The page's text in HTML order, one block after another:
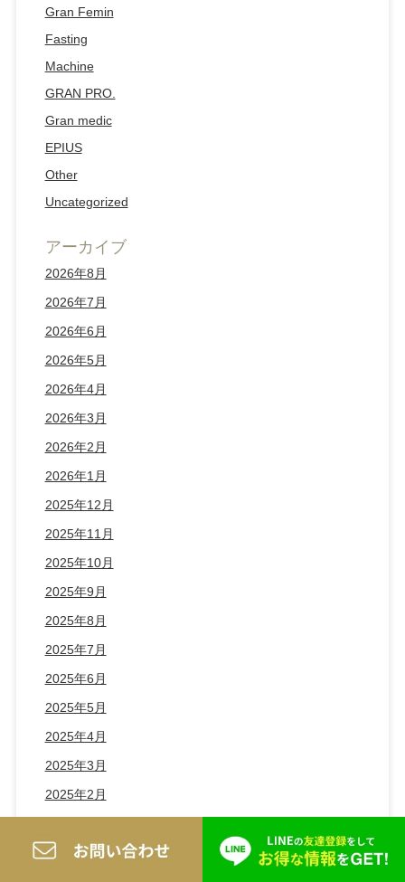
Gran Femin
Fasting
Machine
GRAN PRO.
Gran medic
EPIUS
Other
Uncategorized
アーカイブ
2026年8月
2026年7月
2026年6月
2026年5月
2026年4月
2026年3月
2026年2月
2026年1月
2025年12月
2025年11月
2025年10月
2025年9月
2025年8月
2025年7月
2025年6月
2025年5月
2025年4月
2025年3月
2025年2月
2024年12月